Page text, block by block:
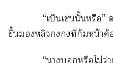
“เป็นเช่นนั้นหรือ”
ขึ้นหลิวที่ก้มหน้าค้
“าหรือไม่ว่า